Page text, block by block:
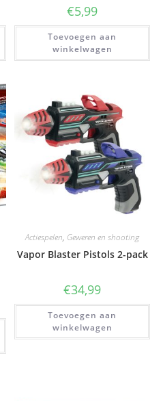
€5,99
Toevoegen aan
winkelwagen
Actiespelen, Geweren en shooting
Vapor Blaster Pistols 2-pack
€34,99
Toevoegen aan
winkelwagen